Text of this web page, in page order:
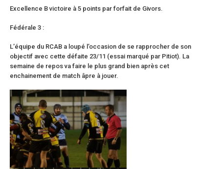
Excellence B victoire à 5 points par forfait de Givors.
Fédérale 3 :
L’équipe du RCAB a loupé l’occasion de se rapprocher de son
objectif avec cette défaite 23/11 (essai marqué par Pitiot). La
semaine de repos va faire le plus grand bien après cet
enchainement de match âpre à jouer.